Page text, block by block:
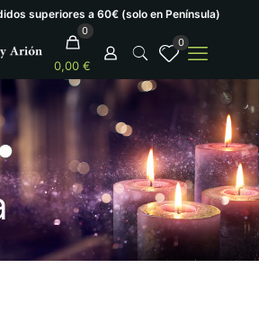
superiores a 60€ (solo en Península)
0
0,00 €
0